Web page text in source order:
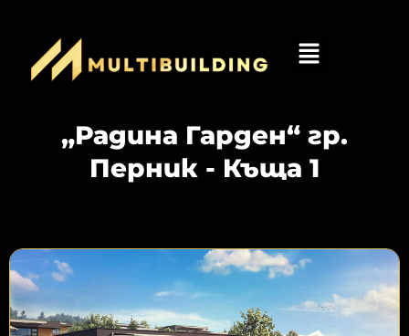
„Радина Гарден“ гр.
Перник - Къща 1